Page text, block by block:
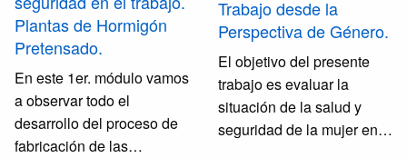
Plantas de Hormigón
Pretensado.
En este 1er. módulo vamos
a observar todo el
desarrollo del proceso de
fabricación de las
Trabajo desde la
Perspectiva de Género.
El objetivo del presente
trabajo es evaluar la
situación de la salud y
seguridad de la mujer en